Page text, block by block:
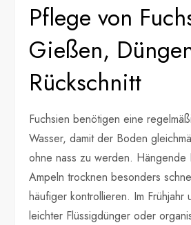
Pflege von
Gießen,
Rückschnitt
Fuchsien benötigen eine
Wasser, damit der Boden
ohne nass zu werden. Hängende
Ampeln trocknen besonders
häufiger kontrollieren. Im Frühjahr
leichter Flüssigdünger oder